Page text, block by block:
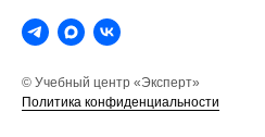
© Учебный центр «Эксперт»
Политика конфиденциальности